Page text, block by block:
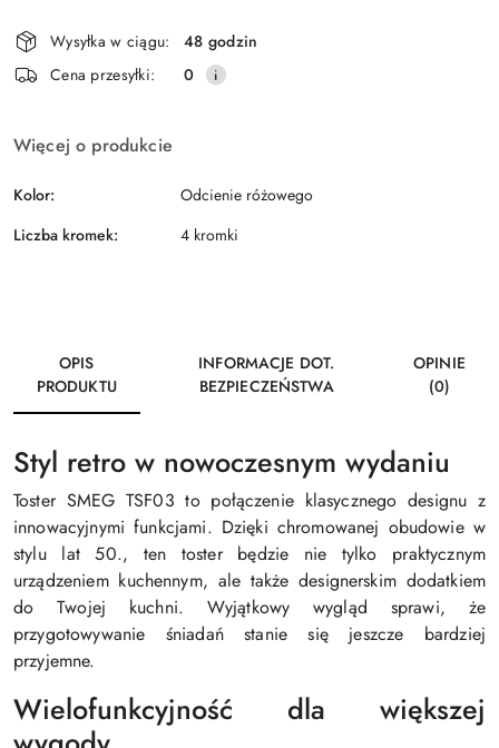
Wyślij
Dostępność
i
dostawa
Wysyłka w ciągu:
48 godzin
Cena przesyłki:
0
Więcej o produkcie
Kolor:
Odcienie różowego
Liczba kromek:
4 kromki
OPIS
PRODUKTU
INFORMACJE DOT.
BEZPIECZEŃSTWA
OPINIE
(0)
Styl retro w nowoczesnym wydaniu
Toster SMEG TSF03 to połączenie klasycznego designu z
innowacyjnymi funkcjami. Dzięki chromowanej obudowie w
stylu lat 50., ten toster będzie nie tylko praktycznym
urządzeniem kuchennym, ale także designerskim dodatkiem
do Twojej kuchni. Wyjątkowy wygląd sprawi, że
przygotowywanie śniadań stanie się jeszcze bardziej
przyjemne.
Wielofunkcyjność dla większej